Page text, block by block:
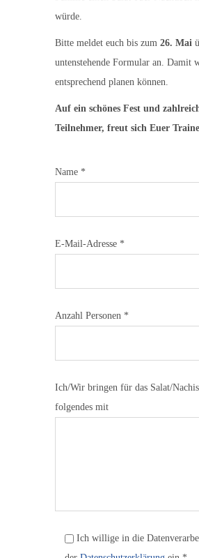
würde.
Bitte meldet euch bis zum 26. Mai
untenstehende Formular an. Damit
entsprechend planen können.
Auf ein schönes Fest und
Teilnehmer, freut sich Euer
Name *
E-Mail-Adresse *
Anzahl Personen *
Ich/Wir bringen für das Salat/
folgendes mit
Ich willige in die